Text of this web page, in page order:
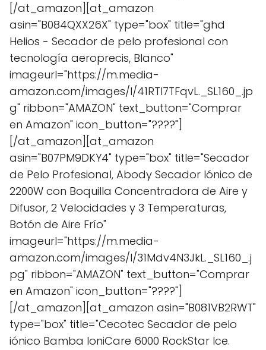
[/at_amazon][at_amazon
asin="B084QXX26X" type="box" title="ghd
Helios - Secador de pelo profesional con
tecnología aeroprecis, Blanco"
imageurl="https://m.media-
amazon.com/images/I/41RTl7TFqvL._SL160_.jp
g" ribbon="AMAZON" text_button="Comprar
en Amazon" icon_button="????"]
[/at_amazon][at_amazon
asin="B07PM9DKY4" type="box" title="Secador
de Pelo Profesional, Abody Secador Iónico de
2200W con Boquilla Concentradora de Aire y
Difusor, 2 Velocidades y 3 Temperaturas,
Botón de Aire Frío"
imageurl="https://m.media-
amazon.com/images/I/31Mdv4N3JkL._SL160_.j
pg" ribbon="AMAZON" text_button="Comprar
en Amazon" icon_button="????"]
[/at_amazon][at_amazon asin="B081VB2RWT"
type="box" title="Cecotec Secador de pelo
iónico Bamba IoniCare 6000 RockStar Ice.